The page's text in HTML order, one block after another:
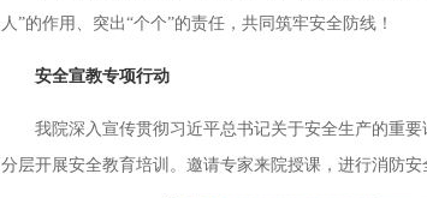
人”的作用、突出“个个”的责任，共同筑牢安全防线！
安全宣教专项行动
我院深入宣传贯彻习近平总书记关于安全生产的重要
分层开展安全教育培训。邀请专家来院授课，进行消防安